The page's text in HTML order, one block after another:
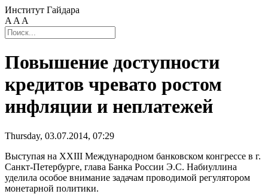
Институт Гайдара
A A A
Повышение доступности
кредитов чревато ростом
инфляции и неплатежей
Thursday, 03.07.2014, 07:29
Выступая на XXIII Международном банковском конгрессе в г.
Санкт-Петербурге, глава Банка России Э.С. Набиуллина
уделила особое внимание задачам проводимой регулятором
монетарной политики.